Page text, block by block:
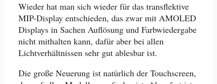
Wieder hat man sich wieder für das transflektive
MIP-Display entschieden, das zwar mit AMOLED
Displays in Sachen Auflösung und Farbwiedergabe
nicht mithalten kann, dafür aber bei allen
Lichtverhältnissen sehr gut ablesbar ist.
Die große Neuerung ist natürlich der Touchscreen,